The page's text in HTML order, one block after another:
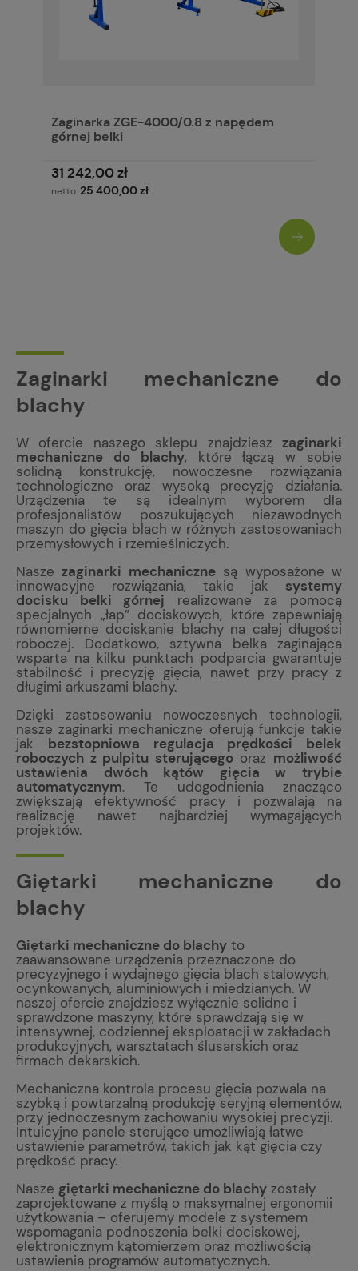
Zaginarka ZGE-4000/0.8 z napędem
górnej belki
31 242,00 zł
netto:25 400,00 zł
Zaginarki mechaniczne do
blachy
W ofercie naszego sklepu znajdziesz zaginarki
mechaniczne do blachy, które łączą w sobie
solidną konstrukcję, nowoczesne rozwiązania
technologiczne oraz wysoką precyzję działania.
Urządzenia te są idealnym wyborem dla
profesjonalistów poszukujących niezawodnych
maszyn do gięcia blach w różnych zastosowaniach
przemysłowych i rzemieślniczych.
Naszezaginarki mechanicznesą wyposażone w
innowacyjne rozwiązania, takie jak systemy
docisku belki górnej realizowane za pomocą
specjalnych „łap” dociskowych, które zapewniają
równomierne dociskanie blachy na całej długości
roboczej. Dodatkowo, sztywna belka zaginająca
wsparta na kilku punktach podparcia gwarantuje
stabilność i precyzję gięcia, nawet przy pracy z
długimi arkuszami blachy.
Dzięki zastosowaniu nowoczesnych technologii,
nasze zaginarki mechaniczne oferują funkcje takie
jak bezstopniowa regulacja prędkości belek
roboczych z pulpitu sterującegooraz możliwość
ustawienia dwóch kątów gięcia w trybie
automatycznym. Te udogodnienia znacząco
zwiększają efektywność pracy i pozwalają na
realizację nawet najbardziej wymagających
projektów.
Giętarki mechaniczne do
blachy
Giętarki mechaniczne do blachy to
zaawansowane urządzenia przeznaczone do
precyzyjnego i wydajnego gięcia blach stalowych,
ocynkowanych, aluminiowych i miedzianych. W
naszej ofercie znajdziesz wyłącznie solidne i
sprawdzone maszyny, które sprawdzają się w
intensywnej, codziennej eksploatacji w zakładach
produkcyjnych, warsztatach ślusarskich oraz
firmach dekarskich.
Mechaniczna kontrola procesu gięcia pozwala na
szybką i powtarzalną produkcję seryjną elementów,
przy jednoczesnym zachowaniu wysokiej precyzji.
Intuicyjne panele sterujące umożliwiają łatwe
ustawienie parametrów, takich jak kąt gięcia czy
prędkość pracy.
Nasze giętarki mechaniczne do blachy zostały
zaprojektowane z myślą o maksymalnej ergonomii
użytkowania – oferujemy modele z systemem
wspomagania podnoszenia belki dociskowej,
elektronicznym kątomierzem oraz możliwością
ustawienia programów automatycznych.